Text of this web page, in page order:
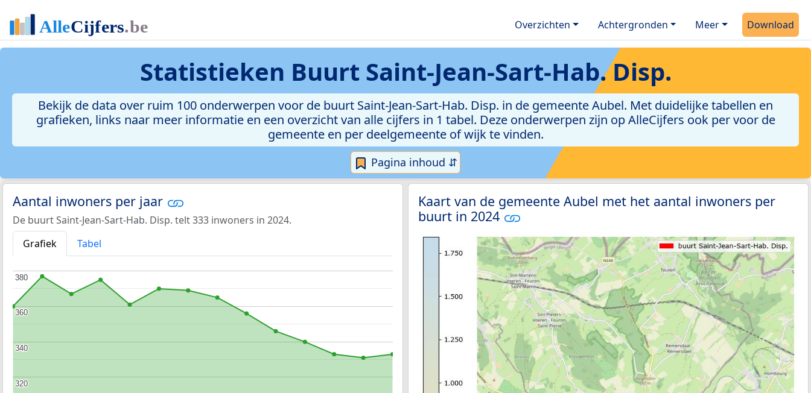
Overzichten Achtergronden Meer Download
Statistieken Buurt Saint-Jean-Sart-Hab. Disp.
Bekijk de data over ruim 100 onderwerpen voor de buurt Saint-Jean-Sart-Hab. Disp. in de gemeente Aubel. Met duidelijke tabellen en
grafieken, links naar meer informatie en een overzicht van alle cijfers in 1 tabel. Deze onderwerpen zijn op AlleCijfers ook per voor de
gemeente en per deelgemeente of wijk te vinden.
Pagina inhoud ⇵
Aantal inwoners per jaar
De buurt Saint-Jean-Sart-Hab. Disp. telt 333 inwoners in 2024.
Grafiek
Tabel
320
320
340
340
360
360
380
380
Kaart van de gemeente Aubel met het aantal inwoners per
buurt in 2024